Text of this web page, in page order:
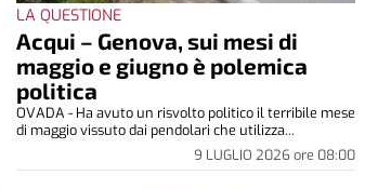
LA QUESTIONE
Acqui – Genova, sui mesi di
maggio e giugno è polemica
politica
9 LUGLIO 2026ore 08:00
OVADA - Ha avuto un risvolto politico il terribile mese
di maggio vissuto dai pendolari che utilizza...